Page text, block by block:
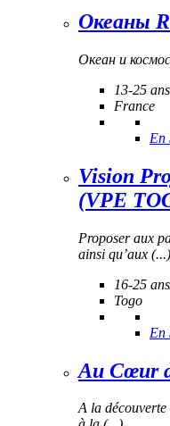
Океаны
Океан и
13-25 ans
France
En
Vision
(VPE
Proposer aux
ainsi qu’aux (...)
16-25
Togo
En
Au Cœur
A la découverte